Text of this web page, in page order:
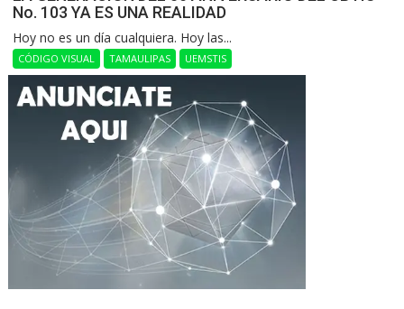
No. 103 YA ES UNA REALIDAD
Hoy no es un día cualquiera. Hoy las...
CÓDIGO VISUAL TAMAULIPAS UEMSTIS